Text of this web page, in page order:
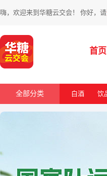
嗨，欢迎来到华糖云交会！ 你好，请
首页
全部分类 白酒 饮